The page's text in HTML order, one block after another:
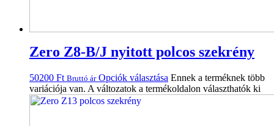
Zero Z8-B/J nyitott polcos szekrény
50200 Ft Bruttó ár Opciók választása Ennek a terméknek több
variációja van. A változatok a termékoldalon választhatók ki